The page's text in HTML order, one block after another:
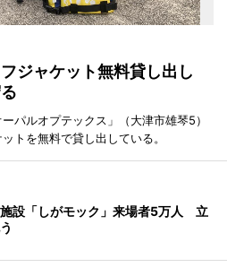
ジャケット無料貸し出し
パルオプテックス」（大津市雄琴5）
トを無料で貸し出している。
設「しがモック」来場者5万人 立